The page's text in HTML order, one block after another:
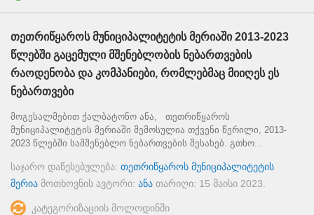
თეთრიწყაროს მუნიციპალიტეტის მერიაში 2013-2023
წლებში გაცემული მშენებლობის ნებართვების
რაოდენობა და კომპანიები, რომლებმაც მიიღეს ეს
ნებართვები
მოგესალმებით ქალბატონო ანა, თეთრიწყაროს
მუნიციპალიტეტის მერიაში შემოსულია თქვენი წერილი, 2013-
2023 წლებში სამშენებლო ნებართვების შესახებ. გთხო...
საჯარო დაწესებულება: თეთრიწყაროს მუნიციპალიტეტის
მერია მოთხოვნის ავტორი: ანა თარიღი: 15 მაისი 2023
კატეგორიზაციის მოლოდინში